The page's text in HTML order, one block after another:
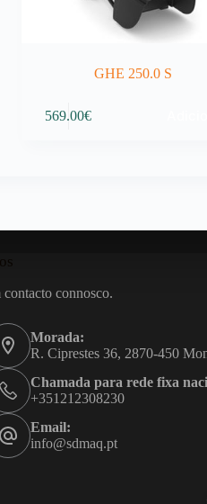
GHE 250.0 S
569.00€
contacto connosco.
Morada:
R. Ciprestes 36, 2870-450
Chamada para rede fixa
+351212308230
Email:
info@sdmaq.pt